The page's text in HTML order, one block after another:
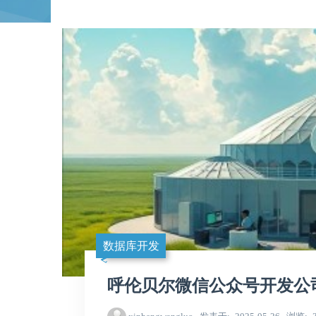
数据库开发
呼伦贝尔微信公众号开发公